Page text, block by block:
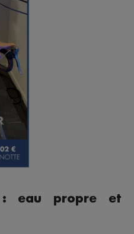
: eau propre et